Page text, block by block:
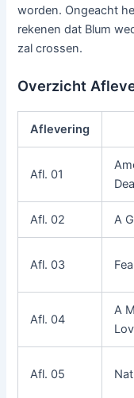
worden. Ongeacht
rekenen dat Blum
zal crossen.
Overzicht
Aflevering
Afl. 01
Afl. 02 A
Afl. 03
Afl. 04
A
Afl. 05